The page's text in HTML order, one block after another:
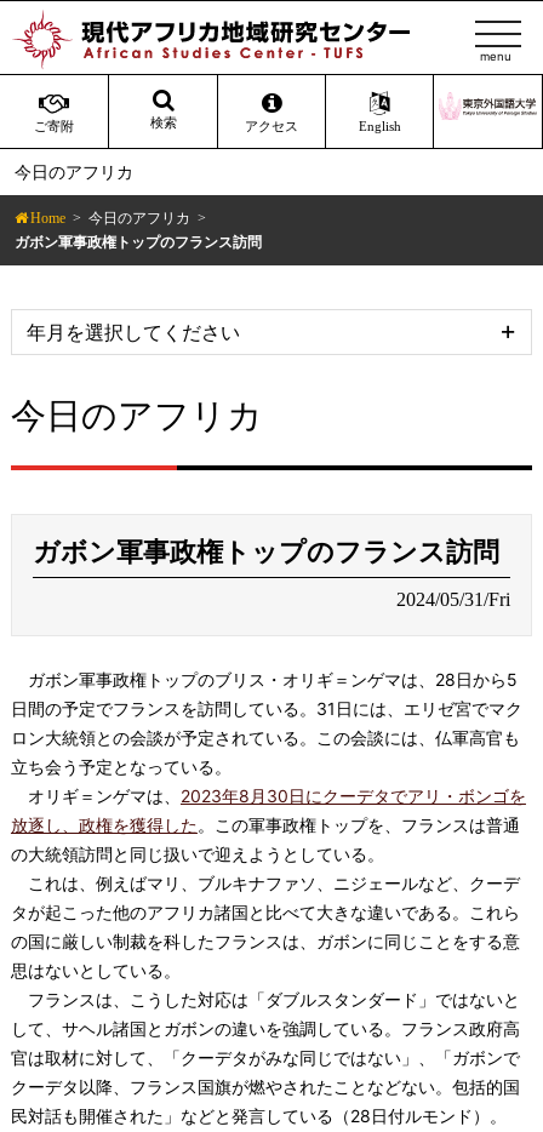
ご寄附 検索 アクセス English
t
o
g
l
v
g
a
n
今日のアフリカ
Home
今日のアフリカ
ガボン軍事政権トップのフランス訪問
今日のアフリカ
ガボン軍事政権トップのフランス訪問
2024/05/31/Fri
ガボン軍事政権トップのブリス・オリギ＝ンゲマは、28日から5
日間の予定でフランスを訪問している。31日には、エリゼ宮でマク
ロン大統領との会談が予定されている。この会談には、仏軍高官も
立ち会う予定となっている。
オリギ＝ンゲマは、 2023年8月30日にクーデタでアリ・ボンゴを
放逐し、政権を獲得した。この軍事政権トップを、フランスは普通
の大統領訪問と同じ扱いで迎えようとしている。
これは、例えばマリ、ブルキナファソ、ニジェールなど、クーデ
タが起こった他のアフリカ諸国と比べて大きな違いである。これら
の国に厳しい制裁を科したフランスは、ガボンに同じことをする意
思はないとしている。
フランスは、こうした対応は「ダブルスタンダード」ではないと
して、サヘル諸国とガボンの違いを強調している。フランス政府高
官は取材に対して、「クーデタがみな同じではない」、「ガボンで
クーデタ以降、フランス国旗が燃やされたことなどない。包括的国
民対話も開催された」などと発言している（28日付ルモンド）。